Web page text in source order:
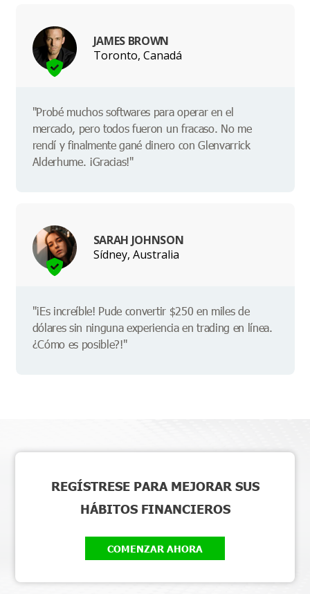
JAMES BROWN
Toronto, Canadá
"Probé muchos softwares para operar en el
mercado, pero todos fueron un fracaso. No me
rendí y finalmente gané dinero con Glenvarrick
Alderhume. ¡Gracias!"
SARAH JOHNSON
Sídney, Australia
"¡Es increíble! Pude convertir $250 en miles de
dólares sin ninguna experiencia en trading en línea.
¿Cómo es posible?!"
REGÍSTRESE PARA MEJORAR SUS
HÁBITOS FINANCIEROS
COMENZAR AHORA